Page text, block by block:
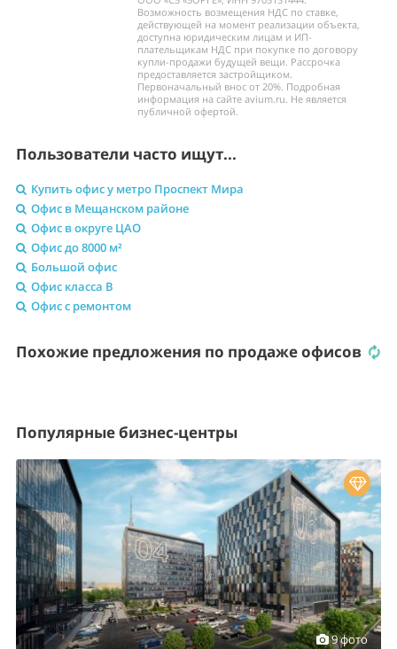
Возможность возмещения НДС по ставке,
действующей на момент реализации объекта,
доступна юридическим лицам и ИП-
плательщикам НДС при покупке по договору
купли-продажи будущей вещи. Рассрочка
предоставляется застройщиком.
Первоначальный внос от 20%. Подробная
информация на сайте avium.ru. Не является
публичной офертой.
Пользователи часто ищут...
Купить офис у метро Проспект Мира
Офис в Мещанском районе
Офис в округе ЦАО
Офис до 8000 м²
Большой офис
Офис класса B
Офис с ремонтом
Похожие предложения по продаже офисов
Популярные бизнес-центры
9 фото